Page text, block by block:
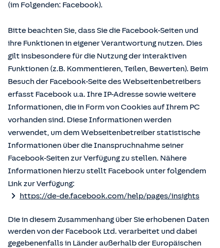
(im Folgenden: Facebook).
Bitte beachten Sie, dass Sie die Facebook-Seiten und
ihre Funktionen in eigener Verantwortung nutzen. Dies
gilt insbesondere für die Nutzung der interaktiven
Funktionen (z.B. Kommentieren, Teilen, Bewerten). Beim
Besuch der Facebook-Seite des Webseitenbetreibers
erfasst Facebook u.a. Ihre IP-Adresse sowie weitere
Informationen, die in Form von Cookies auf Ihrem PC
vorhanden sind. Diese Informationen werden
verwendet, um dem Webseitenbetreiber statistische
Informationen über die Inanspruchnahme seiner
Facebook-Seiten zur Verfügung zu stellen. Nähere
Informationen hierzu stellt Facebook unter folgendem
Link zur Verfügung:
https://de-de.facebook.com/help/pages/insights
Die in diesem Zusammenhang über Sie erhobenen Daten
werden von der Facebook Ltd. verarbeitet und dabei
gegebenenfalls in Länder außerhalb der Europäischen